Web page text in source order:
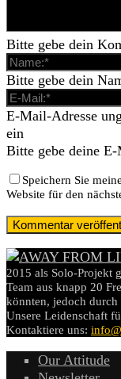
Bitte gebe dein
Bitte gebe dein
E-Mail-Adresse
ein
Bitte gebe deine
Speichern Sie
Website für den
2015 als Solo-Projekt
Team aus knapp 20
könnten, jedoch durch
Unsere Leidenschaft
Kontaktiere uns:
Our Attitude